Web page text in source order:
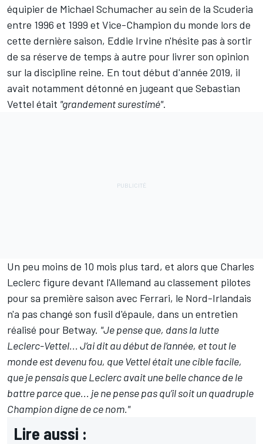
équipier de Michael Schumacher au sein de la Scuderia
entre 1996 et 1999 et Vice-Champion du monde lors de
cette dernière saison, Eddie Irvine n'hésite pas à sortir
de sa réserve de temps à autre pour livrer son opinion
sur la discipline reine. En tout début d'année 2019, il
avait notamment détonné en jugeant que Sebastian
Vettel était "grandement surestimé".
Un peu moins de 10 mois plus tard, et alors que Charles
Leclerc figure devant l'Allemand au classement pilotes
pour sa première saison avec Ferrari, le Nord-Irlandais
n'a pas changé son fusil d'épaule, dans un entretien
réalisé pour Betway. "Je pense que, dans la lutte
Leclerc-Vettel... J’ai dit au début de l’année, et tout le
monde est devenu fou, que Vettel était une cible facile,
que je pensais que Leclerc avait une belle chance de le
battre parce que... je ne pense pas qu’il soit un quadruple
Champion digne de ce nom."
Lire aussi :